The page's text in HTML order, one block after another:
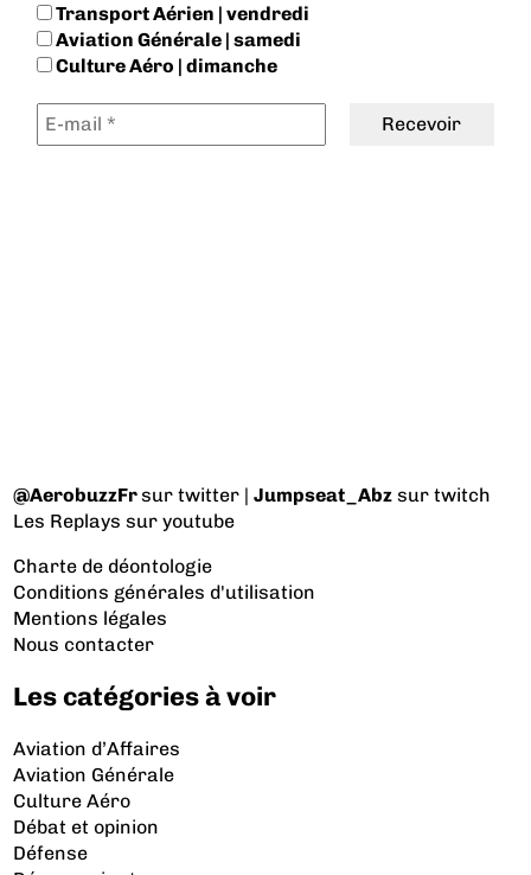
Transport Aérien | vendredi
Aviation Générale | samedi
Culture Aéro | dimanche
@AerobuzzFrsur twitter |Jumpseat_Abz sur twitch
Les Replays sur youtube
Charte de déontologie
Conditions générales d'utilisation
Mentions légales
Nous contacter
Les catégories à voir
Aviation d’Affaires
Aviation Générale
Culture Aéro
Débat et opinion
Défense